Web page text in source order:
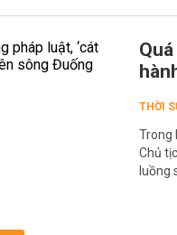
THỜI
Trong
Chủ
luồng